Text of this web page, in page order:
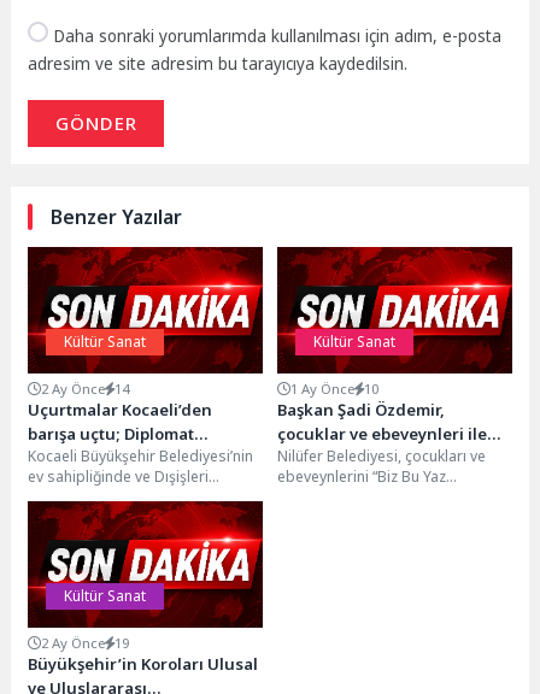
Daha sonraki yorumlarımda kullanılması için adım, e-posta
adresim ve site adresim bu tarayıcıya kaydedilsin.
GÖNDER
Benzer Yazılar
Kültür Sanat
2 Ay Önce 14
Uçurtmalar Kocaeli’den
barışa uçtu; Diplomat
çocukları “Barış” için uçurtma
uçurdu
Kocaeli Büyükşehir Belediyesi’nin
ev sahipliğinde ve Dışişleri
Bakanlığı koordinasyonunda
düzenlenen “DIPSKIDS United in
the Skies...
Kültür Sanat
1 Ay Önce 10
Başkan Şadi Özdemir,
çocuklar ve ebeveynleri ile
kütüphane buluştu
Nilüfer Belediyesi, çocukları ve
ebeveynlerini “Biz Bu Yaz
Kültür Sanat
2 Ay Önce 19
Büyükşehir’in Koroları Ulusal
ve Uluslararası